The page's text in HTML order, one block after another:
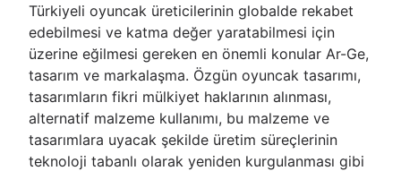
Türkiyeli oyuncak üreticilerinin globalde rekabet
edebilmesi ve katma değer yaratabilmesi için
üzerine eğilmesi gereken en önemli konular Ar-Ge,
tasarım ve markalaşma. Özgün oyuncak tasarımı,
tasarımların fikri mülkiyet haklarının alınması,
alternatif malzeme kullanımı, bu malzeme ve
tasarımlara uyacak şekilde üretim süreçlerinin
teknoloji tabanlı olarak yeniden kurgulanması gibi